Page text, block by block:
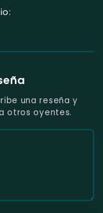
una reseña y
otros oyentes.